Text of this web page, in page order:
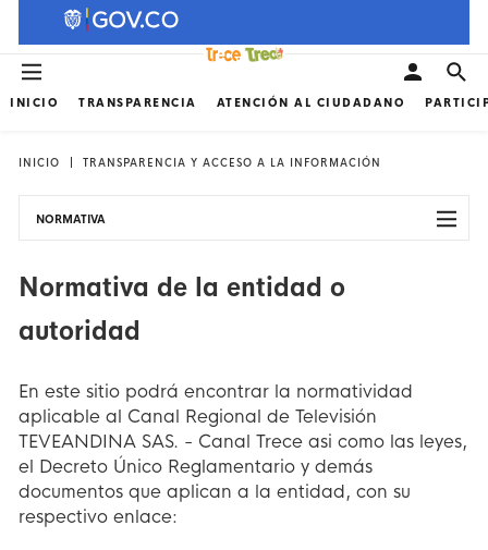
INICIO TRANSPARENCIA ATENCIÓN AL CIUDADANO
INICIO TRANSPARENCIA Y ACCESO A LA INFORMACIÓN
NORMATIVA
Normativa de la entidad o
autoridad
En este sitio podrá encontrar la normatividad
aplicable al Canal Regional de Televisión
TEVEANDINA SAS. - Canal Trece asi como las leyes,
el Decreto Único Reglamentario y demás
documentos que aplican a la entidad, con su
respectivo enlace: